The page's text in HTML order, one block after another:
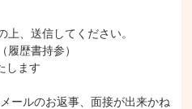
上、送信してください。
歴書持参）
します
ールのお返事、面接が出来かね